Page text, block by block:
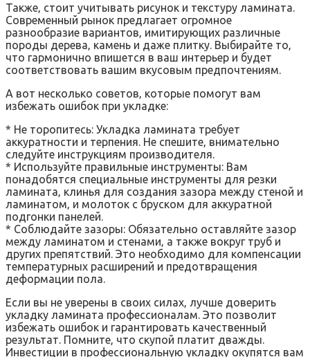
Также‚ стоит учитывать рисунок и текстуру ламината.
Современный рынок предлагает огромное
разнообразие вариантов‚ имитирующих различные
породы дерева‚ камень и даже плитку. Выбирайте то‚
что гармонично впишется в ваш интерьер и будет
соответствовать вашим вкусовым предпочтениям.
А вот несколько советов‚ которые помогут вам
избежать ошибок при укладке:
* Не торопитесь: Укладка ламината требует
аккуратности и терпения. Не спешите‚ внимательно
следуйте инструкциям производителя.
* Используйте правильные инструменты: Вам
понадобятся специальные инструменты для резки
ламината‚ клинья для создания зазора между стеной и
ламинатом‚ и молоток с бруском для аккуратной
подгонки панелей.
* Соблюдайте зазоры: Обязательно оставляйте зазор
между ламинатом и стенами‚ а также вокруг труб и
других препятствий. Это необходимо для компенсации
температурных расширений и предотвращения
деформации пола.
Если вы не уверены в своих силах‚ лучше доверить
укладку ламината профессионалам. Это позволит
избежать ошибок и гарантировать качественный
результат. Помните‚ что скупой платит дважды.
Инвестиции в профессиональную укладку окупятся вам